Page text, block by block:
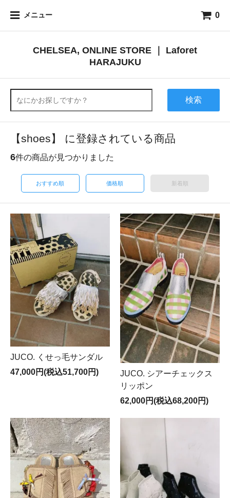
メニュー 0
CHELSEA, ONLINE STORE ｜ Laforet
HARAJUKU
検索
【shoes】 に登録されている商品
6件の商品が見つかりました
おすすめ順 価格順 新着順
JUCO. くせっ毛サンダル
47,000円(税込51,700円)
JUCO. シアーチェックス
リッポン
62,000円(税込68,200円)